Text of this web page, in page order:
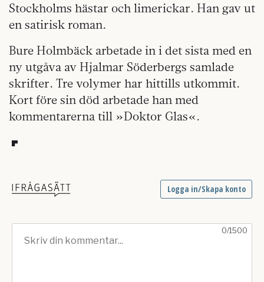
Stockholms hästar och limerickar. Han gav ut
en satirisk roman.
Bure Holmbäck arbetade in i det sista med en
ny utgåva av Hjalmar Söderbergs samlade
skrifter. Tre volymer har hittills utkommit.
Kort före sin död arbetade han med
kommentarerna till »Doktor Glas«.